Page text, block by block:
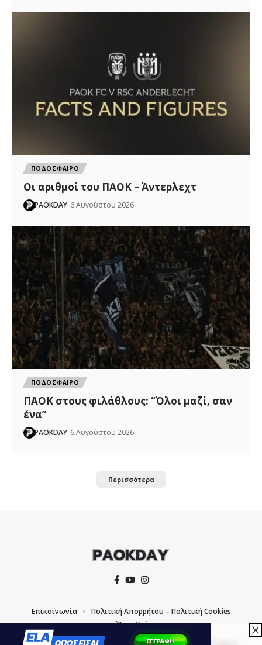
ΠΟΔΟΣΦΑΙΡΟ
Oι αριθμοί του ΠΑΟΚ – Άντερλεχτ
PAOKDAY 6 Αυγούστου 2026
ΠΟΔΟΣΦΑΙΡΟ
ΠΑΟΚ στους φιλάθλους: “Όλοι μαζί, σαν
ένα”
PAOKDAY 6 Αυγούστου 2026
Περισσότερα
Επικοινωνία
Πολιτική Απορρήτου – Πολιτική Cookies
Όροι Χρήσης